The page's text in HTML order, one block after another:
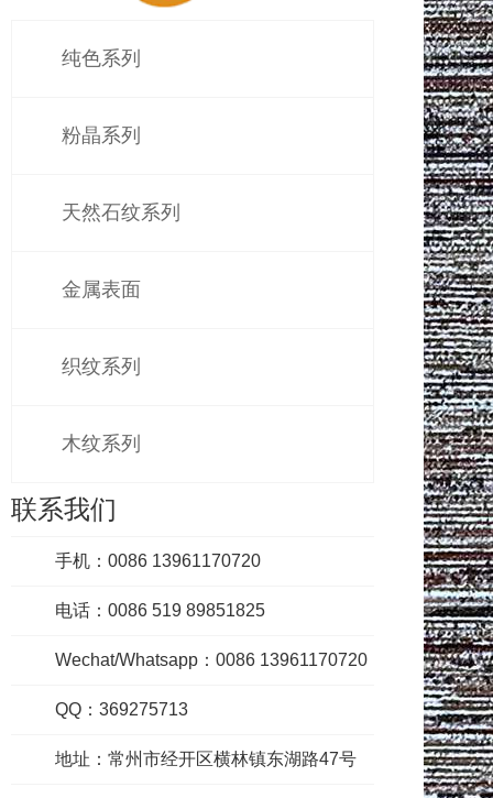
纯色系列
粉晶系列
天然石纹系列
金属表面
织纹系列
木纹系列
联系我们
手机：0086 13961170720
电话：0086 519 89851825
Wechat/Whatsapp：0086 13961170720
QQ：369275713
地址：常州市经开区横林镇东湖路47号